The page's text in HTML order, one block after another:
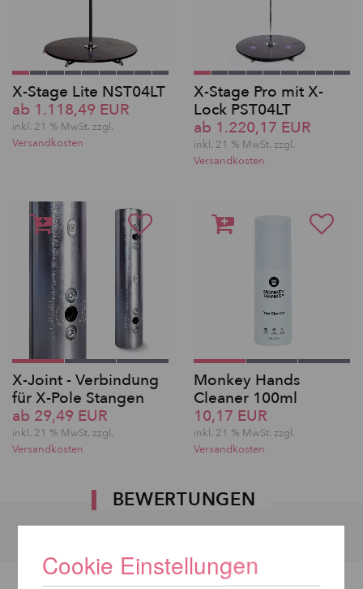
X-Stage Lite NST04LT
ab 1.118,49 EUR
inkl. 21 % MwSt. zzgl.
Versandkosten
X-Stage Pro mit X-
Lock PST04LT
ab 1.220,17 EUR
inkl. 21 % MwSt. zzgl.
Versandkosten
X-Joint - Verbindung
für X-Pole Stangen
ab 29,49 EUR
inkl. 21 % MwSt. zzgl.
Versandkosten
Monkey Hands
Cleaner 100ml
10,17 EUR
inkl. 21 % MwSt. zzgl.
Versandkosten
BEWERTUNGEN
Cookie Einstellungen